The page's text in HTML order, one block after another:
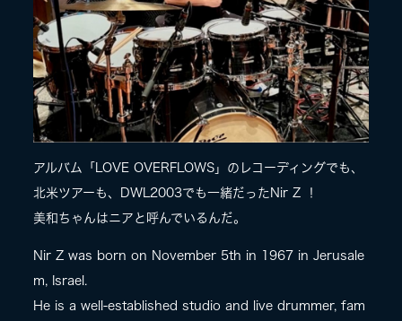
SPECIAL SITE
MASA BLOG
アルバム「LOVE OVERFLOWS」のレコーディングでも、
北米ツアーも、DWL2003でも一緒だったNir Z ！
美和ちゃんはニアと呼んでいるんだ。
Nir Z was born on November 5th in 1967 in Jerusale
m, Israel.
He is a well-established studio and live drummer, fam